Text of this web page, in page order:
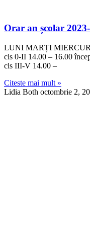
Orar an școlar
LUNI MARȚI
cls 0-II 14.00 – 16.00
cls III-V 14.00 –
Citeste mai mult »
Lidia Both octombrie 2,